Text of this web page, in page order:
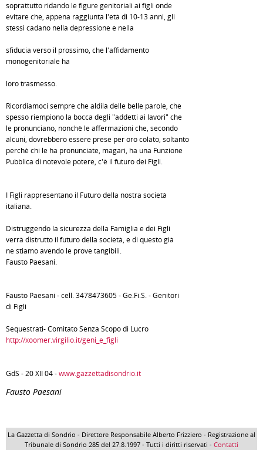
soprattutto ridando le figure genitoriali ai figli onde
evitare che, appena raggiunta l'età di 10-13 anni, gli
stessi cadano nella depressione e nella
sfiducia verso il prossimo, che l'affidamento
monogenitoriale ha
loro trasmesso.
Ricordiamoci sempre che aldilà delle belle parole, che
spesso riempiono la bocca degli "addetti ai lavori" che
le pronunciano, nonchè le affermazioni che, secondo
alcuni, dovrebbero essere prese per oro colato, soltanto
perchè chi le ha pronunciate, magari, ha una Funzione
Pubblica di notevole potere, c'è il futuro dei Figli.
I Figli rappresentano il Futuro della nostra società
italiana.
Distruggendo la sicurezza della Famiglia e dei Figli
verrà distrutto il futuro della società, e di questo già
ne stiamo avendo le prove tangibili.
Fausto Paesani.
Fausto Paesani - cell. 3478473605 - Ge.Fi.S. - Genitori
di Figli
Sequestrati- Comitato Senza Scopo di Lucro
http://xoomer.virgilio.it/geni_e_figli
GdS - 20 XII 04 -www.gazzettadisondrio.it
Fausto Paesani
La Gazzetta di Sondrio - Direttore Responsabile Alberto Frizziero - Registrazione al
Tribunale di Sondrio 285 del 27.8.1997 - Tutti i diritti riservati - Contatti